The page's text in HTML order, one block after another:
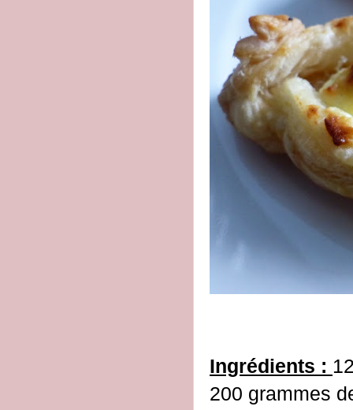
Ingrédients :
200 grammes